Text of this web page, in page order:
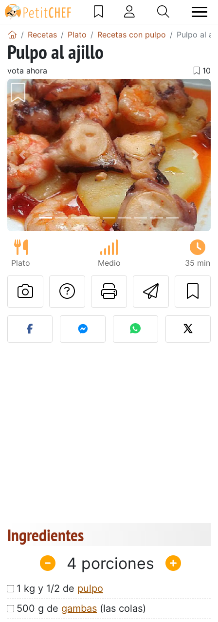
Recetas Plato Recetas con pulpo Pulpo al
Pulpo al ajillo
vota ahora
Anterior
Plato Medio 35 min
Imprimir
Preguntar al autor
Publicar la foto de esta
Ingredientes
4
1 kg y 1/2 de pulpo
500 g de gambas (las colas)